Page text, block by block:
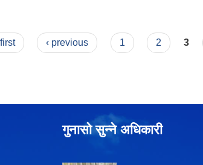
‹ previous 1 2 3
गुनासो सुन्ने अधिकारी